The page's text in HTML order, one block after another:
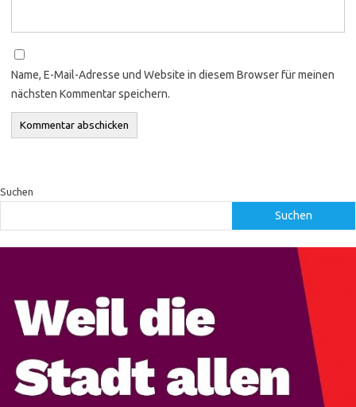
Name, E-Mail-Adresse und Website in diesem Browser für meinen
nächsten Kommentar speichern.
Suchen
Suchen